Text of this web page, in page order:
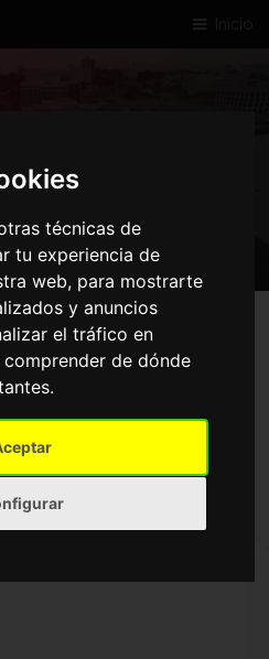
técnicas de
tu experiencia de
web, para mostrarte
y anuncios
el tráfico en
de dónde
Inicio
DEL RIO